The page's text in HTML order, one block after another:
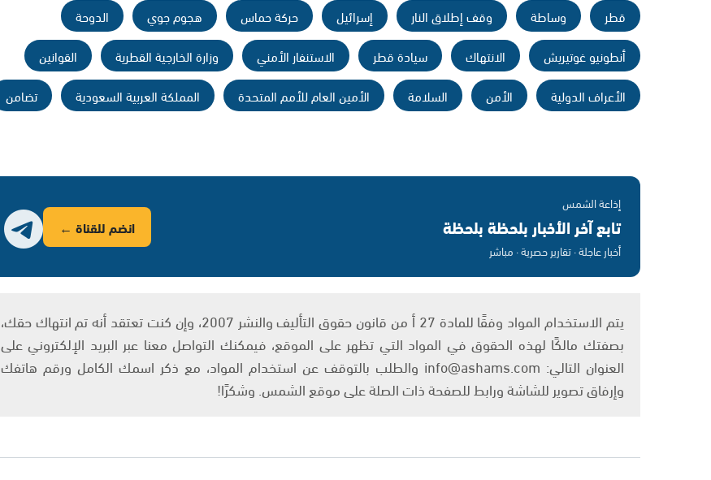
قطر وساطة وقف إطلاق النار إسرائيل حركة حماس هجوم جوي
الدوحة
أنطونيو غوتيريش
الانتهاك سيادة قطر الاستنفار الأمني وزارة الخارجية القطرية
القوانين
الأعراف الدولية
الأمن السلامة الأمين العام للأمم المتحدة المملكة العربية السعودية تضامن
إذاعة الشمس
تابع آخر الأخبار بلحظة بلحظة
أخبار عاجلة · تقارير حصرية · مباشر
انضم للقناة ←
يتم الاستخدام المواد وفقًا للمادة 27 أ من قانون حقوق التأليف والنشر 2007، وإن كنت تعتقد أنه تم انتهاك حقك،
بصفتك مالكًا لهذه الحقوق في المواد التي تظهر على الموقع، فيمكنك التواصل معنا عبر البريد الإلكتروني على
العنوان التالي: info@ashams.com والطلب بالتوقف عن استخدام المواد، مع ذكر اسمك الكامل ورقم هاتفك
وإرفاق تصوير للشاشة ورابط للصفحة ذات الصلة على موقع الشمس. وشكرًا!